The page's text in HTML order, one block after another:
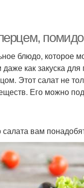
Салат с
Салат с
блюдо, которое
как закуска
Этот салат не
Его можно
салата вам